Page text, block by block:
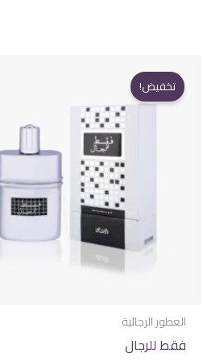
تخفيض!
العطور الرجالية
فقط للرجال